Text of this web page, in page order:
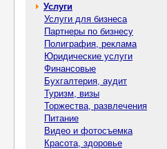
Услуги
Услуги для бизнеса
Партнеры по бизнесу
Полиграфия, реклама
Юридические услуги
Финансовые
Бухгалтерия, аудит
Туризм, визы
Торжества, развлечения
Питание
Видео и фотосъемка
Красота, здоровье